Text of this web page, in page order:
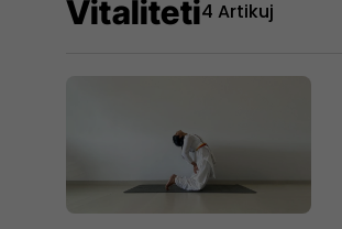
Vitaliteti4 Artikuj